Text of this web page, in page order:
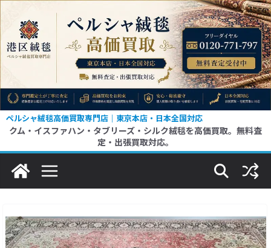
テ
へ
ス
ッ
ペルシャ絨毯高価買取専門店｜東京本店・日本全国対応
クム・イスファハン・タブリーズ・シルク絨毯を高価買取。無料査
定・出張買取対応。